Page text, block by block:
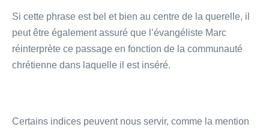
Si cette phrase est bel et bien au centre de la querelle, il
peut être également assuré que l’évangéliste Marc
réinterprète ce passage en fonction de la communauté
chrétienne dans laquelle il est inséré.
Certains indices peuvent nous servir, comme la mention